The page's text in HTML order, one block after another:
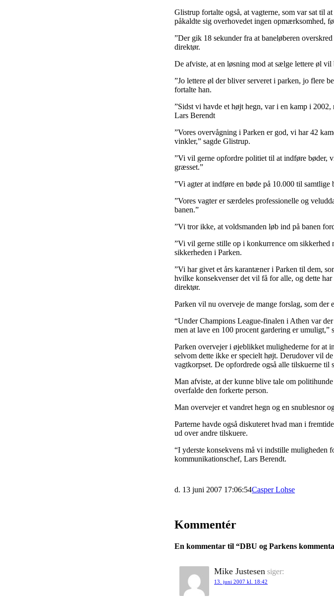
Glistrup fortalte også, at vagterne, som var sat til
påkaldte sig overhovedet ingen opmærksomhed,
”Der gik 18 sekunder fra at baneløberen
direktør.
De afviste, at en løsning mod at sælge lettere øl vil
”Jo lettere øl der bliver serveret i parken, jo flere
fortalte han.
”Sidst vi havde et højt hegn, var i en kamp i
Lars Berendt
”Vores overvågning i Parken er god, vi har 42
vinkler,” sagde Glistrup.
”Vi vil gerne opfordre politiet til at indføre bøder,
græsset.”
”Vi agter at indføre en bøde på 10.000 til
”Vores vagter er særdeles professionelle og
banen.”
”Vi tror ikke, at voldsmanden løb ind på banen
”Vi vil gerne stille op i konkurrence om sikkerhed
sikkerheden i Parken.
”Vi har givet et års karantæner i Parken til dem,
hvilke konsekvenser det vil få for alle, og dette
direktør.
Parken vil nu overveje de mange forslag, som
“Under Champions League-finalen i Athen var
men at lave en 100 procent gardering er umuligt,”
Parken overvejer i øjeblikket mulighederne for at
selvom dette ikke er specielt højt. Derudover vil
vagtkorpset. De opfordrede også alle tilskuerne til
Man afviste, at der kunne blive tale om
overfalde den forkerte person.
Man overvejer et vandret hegn og en snublesnor
Parterne havde også diskuteret hvad man i
ud over andre tilskuere.
“I yderste konsekvens må vi indstille muligheden
kommunikationschef, Lars Berendt.
d. 13 juni 2007 17:06:54Casper Lohse
Kommentér
En kommentar til “DBU og Parkens
Mike Justesen siger:
13. juni 2007 kl. 18:42